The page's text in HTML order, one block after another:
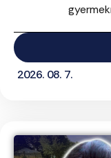
2026. 08. 7.